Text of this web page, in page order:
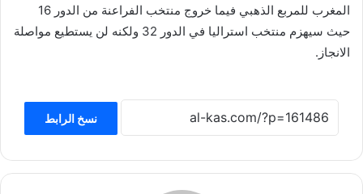
المغرب للمربع الذهبي فيما خروج منتخب الفراعنة من الدور 16
حيث سيهزم منتخب استراليا في الدور 32 ولكنه لن يستطيع مواصلة
الانجاز.
نسخ الرابط